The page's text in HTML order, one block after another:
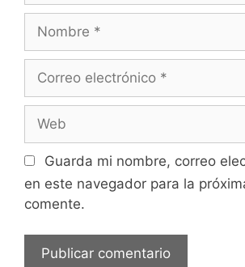
electrónico
Guarda mi nombre, correo
en este navegador para la
comente.